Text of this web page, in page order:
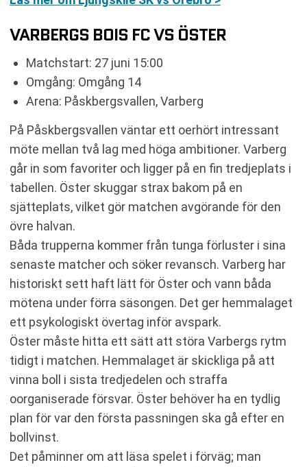
VARBERGS BOIS FC VS ÖSTER
Matchstart: 27 juni 15:00
Omgång: Omgång 14
Arena: Påskbergsvallen, Varberg
På Påskbergsvallen väntar ett oerhört intressant
möte mellan två lag med höga ambitioner. Varberg
går in som favoriter och ligger på en fin tredjeplats i
tabellen. Öster skuggar strax bakom på en
sjätteplats, vilket gör matchen avgörande för den
övre halvan.
Båda trupperna kommer från tunga förluster i sina
senaste matcher och söker revansch. Varberg har
historiskt sett haft lätt för Öster och vann båda
mötena under förra säsongen. Det ger hemmalaget
ett psykologiskt övertag inför avspark.
Öster måste hitta ett sätt att störa Varbergs rytm
tidigt i matchen. Hemmalaget är skickliga på att
vinna boll i sista tredjedelen och straffa
oorganiserade försvar. Öster behöver ha en tydlig
plan för var den första passningen ska gå efter en
bollvinst.
Det påminner om att läsa spelet i förväg; man